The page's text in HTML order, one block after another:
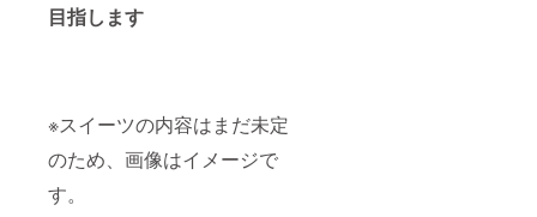
目指します
※スイーツの内容はまだ未定
のため、画像はイメージで
す。